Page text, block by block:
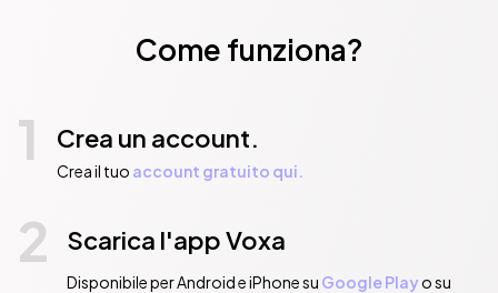
Come funziona?
1 Crea un account.
Crea il tuo account gratuito qui.
2 Scarica l'app Voxa
Disponibile per Android e iPhone su Google Playo su